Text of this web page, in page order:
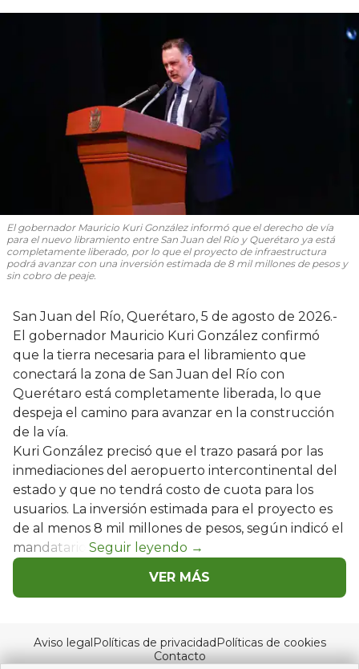
El gobernador Mauricio Kuri González informó que el derecho de vía
para el nuevo libramiento entre San Juan del Río y Querétaro ya está
completamente liberado, por lo que el proyecto de infraestructura
podrá avanzar con una inversión estimada de 8 mil millones de pesos y
sin cobro de peaje.
San Juan del Río, Querétaro, 5 de agosto de 2026.-
El gobernador Mauricio Kuri González confirmó
que la tierra necesaria para el libramiento que
conectará la zona de San Juan del Río con
Querétaro está completamente liberada, lo que
despeja el camino para avanzar en la construcción
de la vía.
Kuri González precisó que el trazo pasará por las
inmediaciones del aeropuerto intercontinental del
estado y que no tendrá costo de cuota para los
usuarios. La inversión estimada para el proyecto es
de al menos 8 mil millones de pesos, según indicó el
mandatario.
VER MÁS
Aviso legalPolíticas de privacidadPolíticas de cookies
Contacto